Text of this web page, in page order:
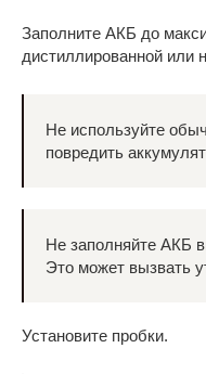
Заполните АКБ до
дистиллированной или
Не используйте
повредить
Не заполняйте АКБ
Это может вызвать
Установите пробки.